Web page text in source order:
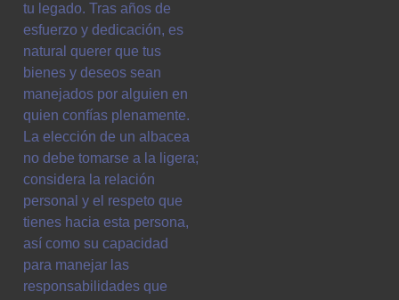
tu legado. Tras años de
esfuerzo y dedicación, es
natural querer que tus
bienes y deseos sean
manejados por alguien en
quien confías plenamente.
La elección de un albacea
no debe tomarse a la ligera;
considera la relación
personal y el respeto que
tienes hacia esta persona,
así como su capacidad
para manejar las
responsabilidades que